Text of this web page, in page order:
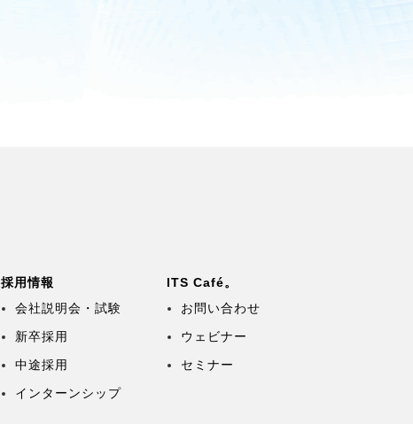
採用情報
会社説明会・試験
新卒採用
中途採用
インターンシップ
ITS Café。
お問い合わせ
ウェビナー
セミナー